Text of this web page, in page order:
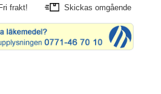
Fri frakt! Skickas omgående